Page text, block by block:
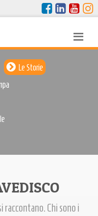
Le Storie
raccontano. Chi sono i